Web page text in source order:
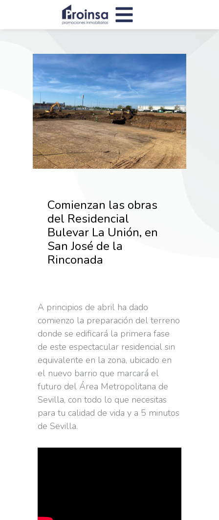
Comienzan las obras
del Residencial
Bulevar La Unión, en
San José de la
Rinconada
A principios de abril ha dado
comienzo la preparación del terreno
donde se edificará la primera fase
de este espectacular residencial sin
equivalente en la zona, ubicado en
el nuevo barrio que marcará el
futuro del Área Metropolitana de
Sevilla, con todo lo que necesitas
para tu calidad de vida y a 5 minutos
de Sevilla.